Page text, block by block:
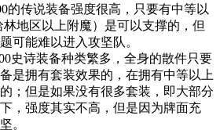
的传说装备强度很高，只要有中等以
林地区以上附魔）是可以支撑的，但
可能难以进入攻坚队。
史诗装备种类繁多，全身的散件只要
是拥有套装效果的，在拥有中等以上
；但是如果没有很多套装，即大部分
，强度其实不高，但是因为牌面充
。